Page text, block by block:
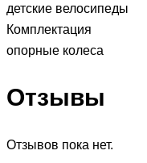
детские велосипеды
Комплектация
опорные колеса
Отзывы
Отзывов пока нет.